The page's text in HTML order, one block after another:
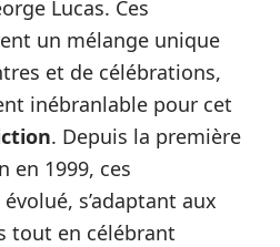
Lucas. Ces
un mélange unique
et de célébrations,
inébranlable pour cet
. Depuis la première
en 1999, ces
s’adaptant aux
tout en célébrant